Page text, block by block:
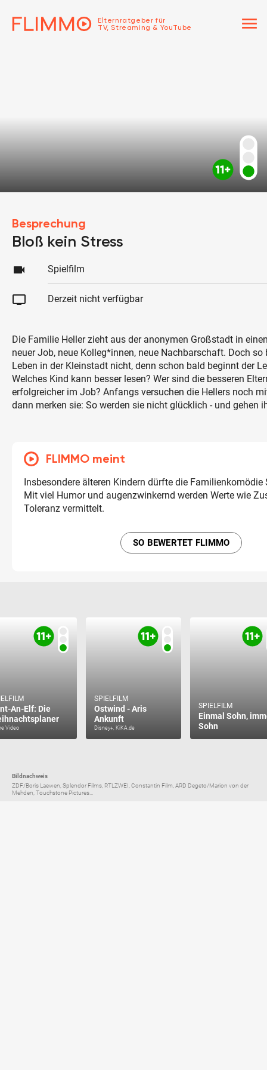
Elternratgeber für
TV, Streaming & YouTube
menu
Besprechung
Bloß kein Stress
videocam Spielfilm
tv Derzeit nicht verfügbar
Die Familie Heller zieht aus der anonymen Großstadt in
neuer Job, neue Kolleg*innen, neue Nachbarschaft. Doch
Leben in der Kleinstadt nicht, denn schon bald beginnt der
Welches Kind kann besser lesen? Wer sind die besseren
erfolgreicher im Job? Anfangs versuchen die Hellers noch
dann merken sie: So werden sie nicht glücklich - und gehen
FLIMMO meint
Insbesondere älteren Kindern dürfte die Familienkomödie
Mit viel Humor und augenzwinkernd werden Werte wie
Toleranz vermittelt.
SO BEWERTET FLIMMO
An-Elf: Die
Video
SPIELFILM
Ostwind - Aris
Ankunft
Disney+, KiKA.de
SPIELFILM
Einmal Sohn,
Sohn
Bildnachweis
ZDF/Boris Laewen, Splendor Films, RTLZWEI, Constantin Film, ARD Degeto/Marion von der
Mehden, Touchstone Pictures...